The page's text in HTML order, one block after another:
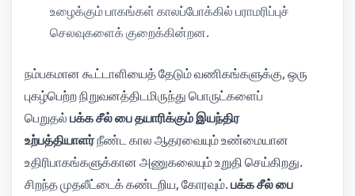
உழைக்கும் பாகங்கள் காலப்போக்கில் பராமரிப்புச்
செலவுகளைக் குறைக்கின்றன.
நம்பகமான கூட்டாளியைத் தேடும் வணிகங்களுக்கு, ஒரு
புகழ்பெற்ற நிறுவனத்திடமிருந்து பொருட்களைப்
பெறுதல்பக்க சீல் பை தயாரிக்கும் இயந்திர
உற்பத்தியாளர்நீண்ட கால ஆதரவையும் உண்மையான
உதிரிபாகங்களுக்கான அணுகலையும் உறுதி செய்கிறது.
சிறந்த முதலீட்டைக் கண்டறிய, கோரவும்.பக்க சீல் பை